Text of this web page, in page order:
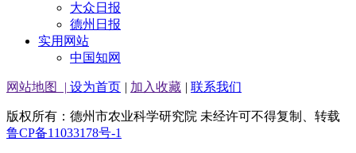
大众日报
德州日报
实用网站
中国知网
网站地图 | 设为首页 | 加入收藏 | 联系我们
版权所有：德州市农业科学研究院 未经许可不得复制、转载
鲁CP备11033178号-1